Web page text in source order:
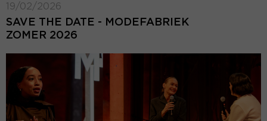
19/02/2026
SAVE THE DATE - MODEFABRIEK
ZOMER 2026